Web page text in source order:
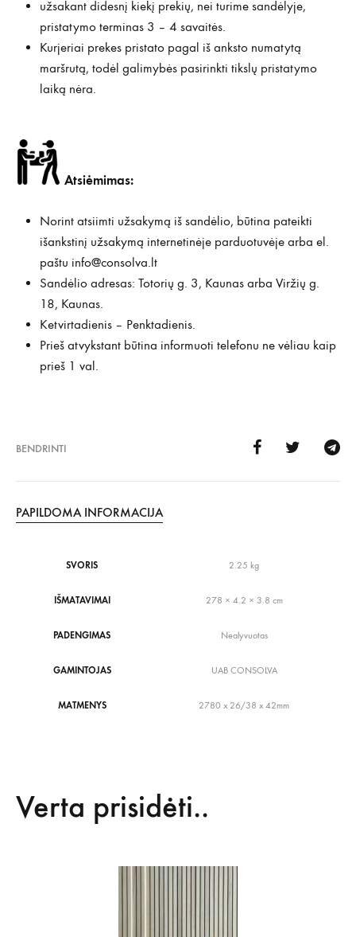
užsakant didesnį kiekį prekių, nei turime sandėlyje,
pristatymo terminas 3 – 4 savaitės.
Kurjeriai prekes pristato pagal iš anksto numatytą
maršrutą, todėl galimybės pasirinkti tikslų pristatymo
laiką nėra.
Atsiėmimas:
Norint atsiimti užsakymą iš sandėlio, būtina pateikti
išankstinį užsakymą internetinėje parduotuvėje arba el.
paštu info@consolva.lt
Sandėlio adresas: Totorių g. 3, Kaunas arba Viržių g.
18, Kaunas.
Ketvirtadienis – Penktadienis.
Prieš atvykstant būtina informuoti telefonu ne vėliau kaip
prieš 1 val.
BENDRINTI
PAPILDOMA INFORMACIJA
SVORIS 2.25 kg
IŠMATAVIMAI 278 × 4.2 × 3.8 cm
PADENGIMAS Nealyvuotas
GAMINTOJAS UAB CONSOLVA
MATMENYS 2780 x 26/38 x 42mm
Verta prisidėti..